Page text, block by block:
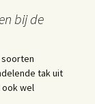
bij de
soorten
tak uit
wel